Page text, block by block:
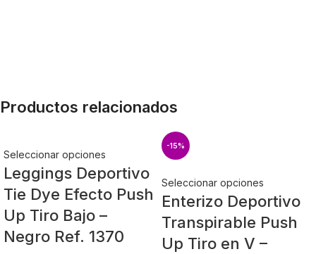
Productos relacionados
Seleccionar opciones
Leggings Deportivo
Tie Dye Efecto Push
Up Tiro Bajo –
Negro Ref. 1370
-15%
Seleccionar opciones
Enterizo Deportivo
Transpirable Push
Up Tiro en V –